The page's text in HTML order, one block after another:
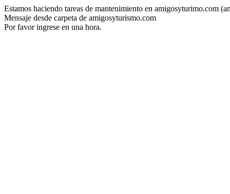
Estamos haciendo tareas de mantenimiento en amigosyturimo.com
Mensaje desde carpeta de amigosyturismo.com
Por favor ingrese en una hora.